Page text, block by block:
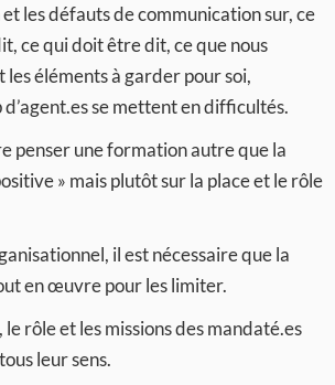
les défauts de communication sur, ce
ce qui doit être dit, ce que nous
éléments à garder pour soi,
se mettent en difficultés.
penser une formation autre que la
» mais plutôt sur la place et le rôle
il est nécessaire que la
en œuvre pour les limiter.
le rôle et les missions des mandaté.es
leur sens.